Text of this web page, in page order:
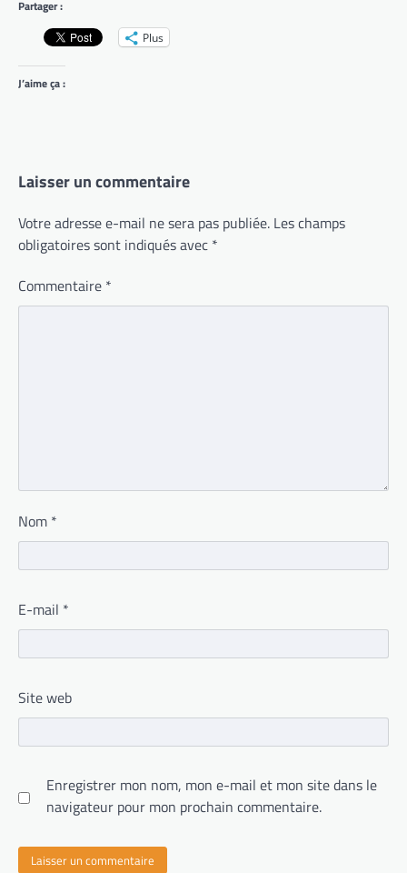
Partager :
Plus
J’aime ça :
Laisser un commentaire
Votre adresse e-mail ne sera pas publiée. Les champs
obligatoires sont indiqués avec *
Commentaire *
Nom *
E-mail *
Site web
Enregistrer mon nom, mon e-mail et mon site dans le
navigateur pour mon prochain commentaire.